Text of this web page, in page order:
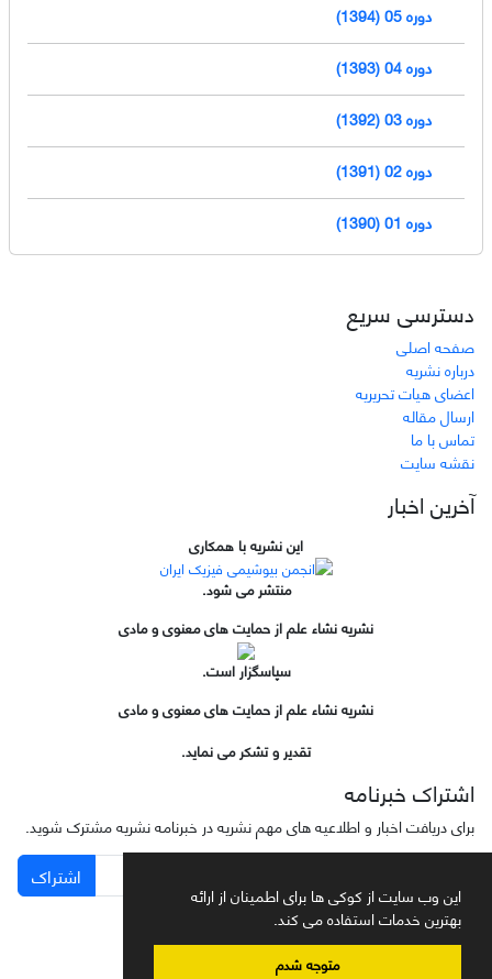
این وب سایت از کوکی ها برای اطمینان از ارائه
بهترین خدمات استفاده می کند.
متوجه شدم
دوره 05 (1394)
دوره 04 (1393)
دوره 03 (1392)
دوره 02 (1391)
دوره 01 (1390)
دسترسی سریع
صفحه اصلی
درباره نشریه
اعضای هیات تحریریه
ارسال مقاله
تماس با ما
نقشه سایت
آخرین اخبار
این نشریه با همکاری
منتشر می شود.
نشریه نشاء علم از حمایت های معنوی و مادی
سپاسگزار است.
نشریه نشاء علم از حمایت های معنوی و مادی
تقدیر و تشکر می نماید.
اشتراک خبرنامه
برای دریافت اخبار و اطلاعیه های مهم نشریه در خبرنامه نشریه مشترک شوید.
اشتراک